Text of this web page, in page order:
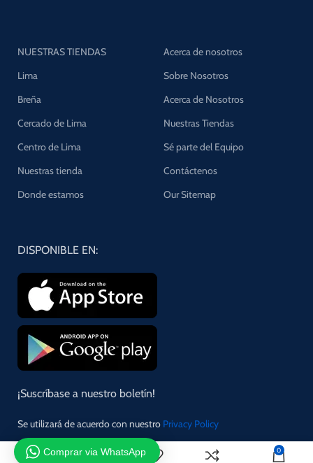
NUESTRAS TIENDAS
Lima
Breña
Cercado de Lima
Centro de Lima
Nuestras tienda
Donde estamos
Acerca de nosotros
Sobre Nosotros
Acerca de Nosotros
Nuestras Tiendas
Sé parte del Equipo
Contáctenos
Our Sitemap
DISPONIBLE EN:
¡Suscríbase a nuestro boletín!
Se utilizará de acuerdo con nuestro Privacy Policy
0
Comprar via WhatsApp